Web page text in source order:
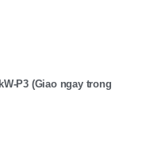
P3 (Giao ngay trong